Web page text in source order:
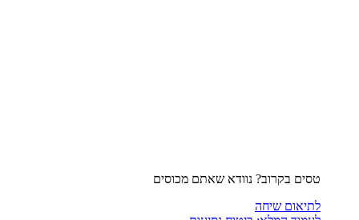
טסים בקרוב? נוודא שאתם מכוסים
לתיאום שיחה